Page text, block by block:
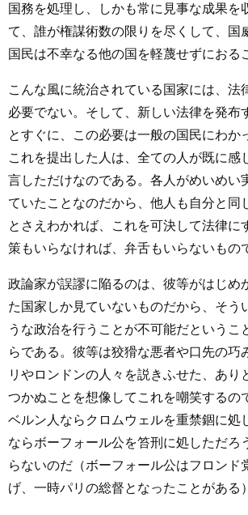
国務を処理し、しかも常に見事な成果を
て、誰が権謀術数の限りを尽くして、国
国民は不幸なる他の国を軽蔑せずにおる
こんな風に統治されている国家には、法
必要でない。そして、新しい法律を発布
とすぐに、この必要は一般の国民にわか
これを提出した人は、全ての人が既に感
言しただけなのである。各人がめいめい
ていたことなのだから、他人も自分と同
とさえわかれば、これを可決して法律に
策もいらなければ、弁舌もいらないもの
政論家が誤謬に陥るのは、彼等がはじめ
た国家しか見ていないものだから、そう
うな政治を行うことが不可能だというこ
らである。彼等は狡猾な悪者や口先の巧
リやロンドンの人々を説きふせた、あり
つかぬことを想像してこれを嘲笑するの
ベルン人ならクロムウェルを重禁錮に処
ならボーフォール公を笞刑に処しただろ
らないのだ（ボーフォール公はフロンド
げ、一時パリの総督となったことがある